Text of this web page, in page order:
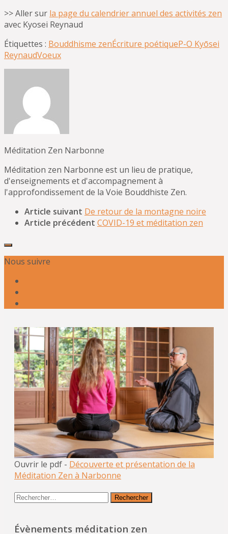
>> Aller sur la page du calendrier annuel des activités zen
avec Kyosei Reynaud
Étiquettes : Bouddhisme zenÉcriture poétiqueP-O Kyōsei
ReynaudVoeux
Méditation Zen Narbonne
Méditation zen Narbonne est un lieu de pratique,
d'enseignements et d'accompagnement à
l'approfondissement de la Voie Bouddhiste Zen.
Article suivant De retour de la montagne noire
Article précédent COVID-19 et méditation zen
Nous suivre
Ouvrir le pdf - Découverte et présentation de la
Méditation Zen à Narbonne
Rechercher :
Évènements méditation zen